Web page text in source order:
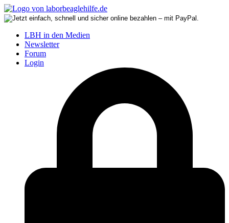
LBH in den Medien
Newsletter
Forum
Login